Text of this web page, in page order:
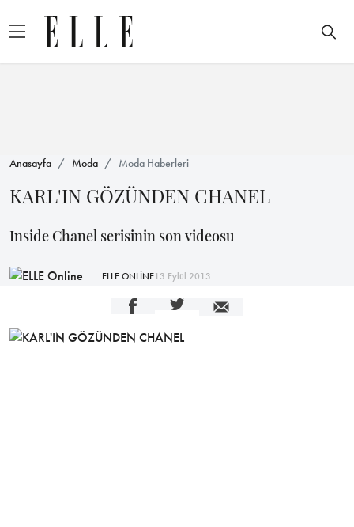
Anasayfa Moda Moda Haberleri
KARL'IN GÖZÜNDEN CHANEL
Inside Chanel serisinin son videosu
ELLE ONLİNE13 Eylül 2013